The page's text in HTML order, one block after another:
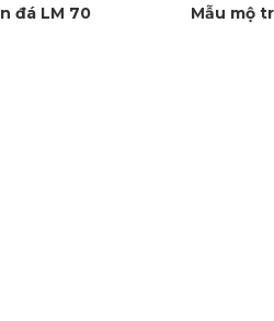
đá LM 70 Mẫu mộ